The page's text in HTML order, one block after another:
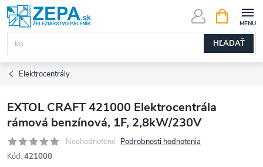
Prejsť
na
obsah
HĽADAŤ
KOŠÍK
Elektrocentrály
EXTOL CRAFT 421000 Elektrocentrála
rámová benzínová, 1F, 2,8kW/230V
Neohodnotené Podrobnosti hodnotenia
Kód: 421000